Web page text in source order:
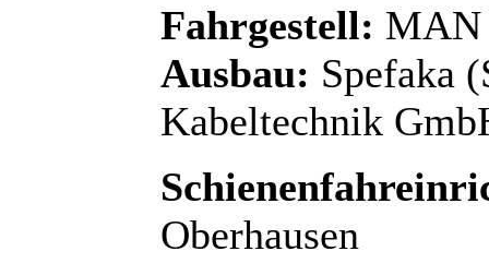
Fahrgestell: MAN
Ausbau: Spefaka
Kabeltechnik
Oberhausen